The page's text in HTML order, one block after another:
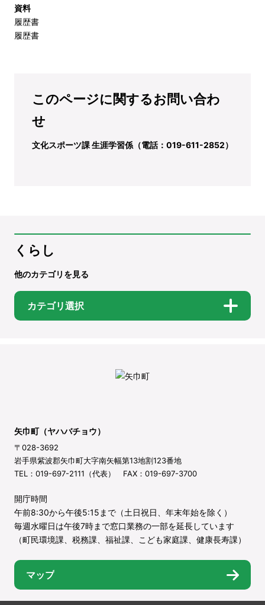
資料
履歴書
履歴書
このページに関するお問い合わ
せ
文化スポーツ課 生涯学習係（電話：019-611-2852）
くらし
他のカテゴリを見る
カテゴリ選択
矢巾町（ヤハバチョウ）
〒028-3692
岩手県紫波郡矢巾町大字南矢幅第13地割123番地
TEL：019-697-2111（代表） FAX：019-697-3700
開庁時間
午前8:30から午後5:15まで（土日祝日、年末年始を除く）
毎週水曜日は午後7時まで窓口業務の一部を延長しています
（町民環境課、税務課、福祉課、こども家庭課、健康長寿課）
マップ